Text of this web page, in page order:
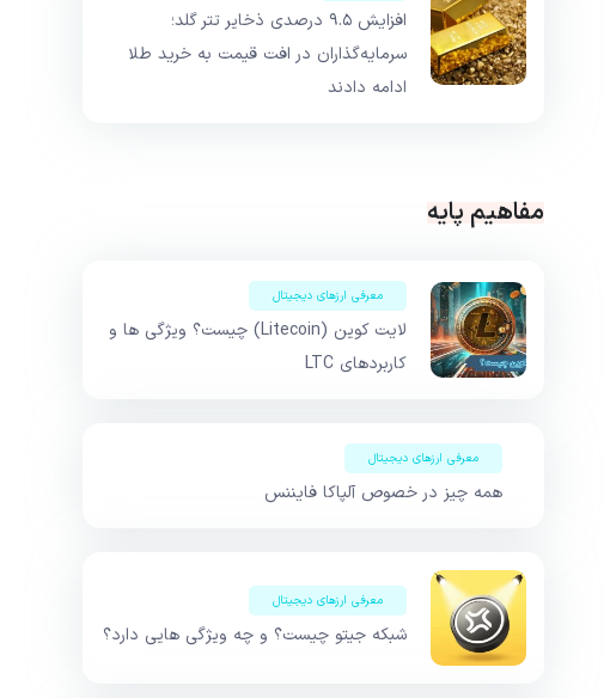
افزایش ۹.۵ درصدی ذخایر تتر گلد؛
سرمایه‌گذاران در افت قیمت به خرید طلا
ادامه دادند
مفاهیم پایه
معرفی ارزهای دیجیتال
لایت کوین (Litecoin) چیست؟ ویژگی ها و
کاربردهای LTC
معرفی ارزهای دیجیتال
همه چیز در خصوص آلپاکا فایننس
معرفی ارزهای دیجیتال
شبکه جیتو چیست؟ و چه ویژگی هایی دارد؟